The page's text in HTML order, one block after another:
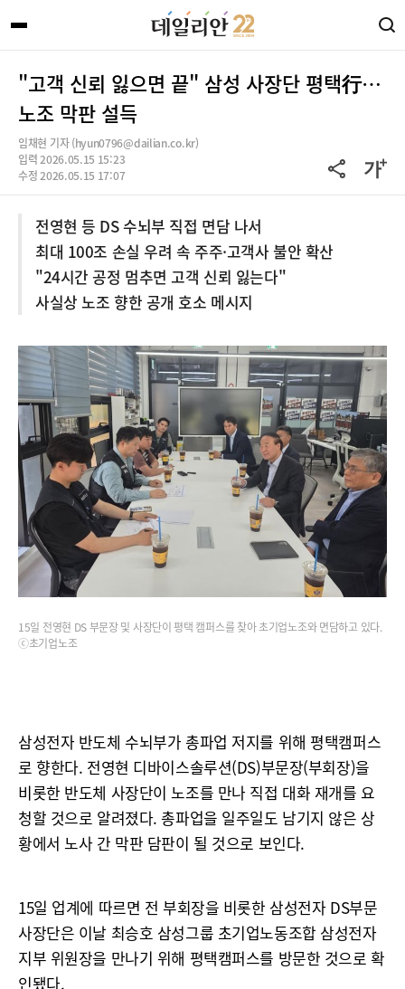
"고객 신뢰 잃으면 끝" 삼성 사장단 평택行…
노조 막판 설득
임채현 기자 (hyun0796@dailian.co.kr)
입력 2026.05.15 15:23
수정 2026.05.15 17:07
전영현 등 DS 수뇌부 직접 면담 나서
최대 100조 손실 우려 속 주주·고객사 불안 확산
"24시간 공정 멈추면 고객 신뢰 잃는다"
사실상 노조 향한 공개 호소 메시지
15일 전영현 DS 부문장 및 사장단이 평택 캠퍼스를 찾아 초기업노조와 면담하고 있다.
ⓒ초기업노조
삼성전자 반도체 수뇌부가 총파업 저지를 위해 평택캠퍼스
로 향한다. 전영현 디바이스솔루션(DS)부문장(부회장)을
비롯한 반도체 사장단이 노조를 만나 직접 대화 재개를 요
청할 것으로 알려졌다. 총파업을 일주일도 남기지 않은 상
황에서 노사 간 막판 담판이 될 것으로 보인다.
15일 업계에 따르면 전 부회장을 비롯한 삼성전자 DS부문
사장단은 이날 최승호 삼성그룹 초기업노동조합 삼성전자
지부 위원장을 만나기 위해 평택캠퍼스를 방문한 것으로 확
인됐다.